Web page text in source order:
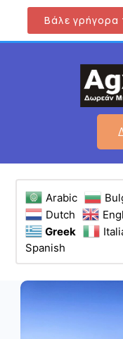
Βάλε γρήγορα
Arabic
Dutch
Greek
Spanish